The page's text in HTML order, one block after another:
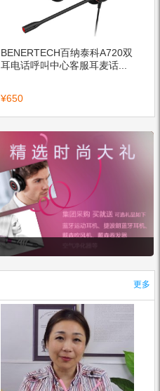
BENERTECH百纳泰科A720双
耳电话呼叫中心客服耳麦话...
¥650
更多